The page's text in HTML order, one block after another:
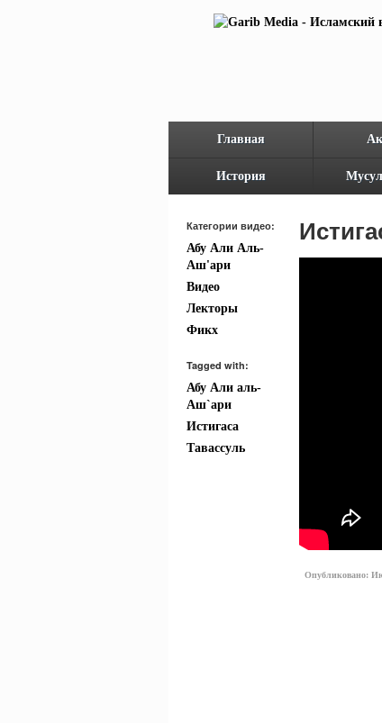
Главная
История
Категории видео:
Абу Али Аль-
Аш'ари
Видео
Лекторы
Фикх
Tagged with:
Абу Али аль-
Аш`ари
Истигаса
Тавассуль
Опубликовано: